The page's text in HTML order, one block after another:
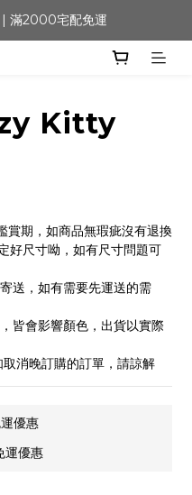
滿2000宅配免運
Kitty
期，如商品無瑕疵沒有退換
好尺寸呦，如有尺寸問題可
送，如有需要先運送的需
皆會影響顏色，出貨以實際
消晚訂購的訂單，請諒解
優惠
運優惠